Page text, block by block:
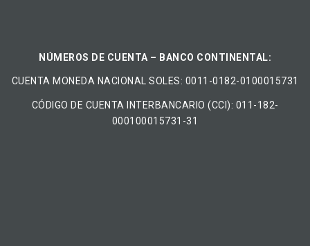
NÚMEROS DE CUENTA – BANCO CONTINENTAL:
CUENTA MONEDA NACIONAL​ ​SOLES​: 0011-0182-0100015731
CÓDIGO DE CUENTA INTERBANCARIO (CCI): 011-182-
000100015731-31